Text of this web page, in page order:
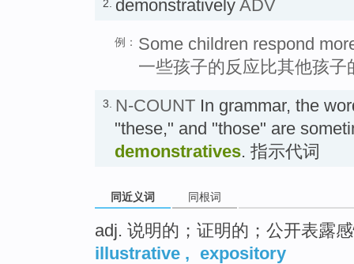
2. demonstratively ADV
例： Some children respond
一些孩子的反应比其他孩子
3. N-COUNT In grammar, the
"these," and "those" are
demonstratives. 指示代词
同近义词 同根词
adj. 说明的；证明的；公开表露
illustrative , expository